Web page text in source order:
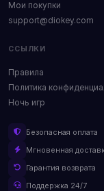
Мои покупки
support@diokey.com
ССЫЛКИ
Правила
Политика
Ночь игр
Безопасная оплата
Мгновенная
Гарантия возврата
Поддержка 24/7